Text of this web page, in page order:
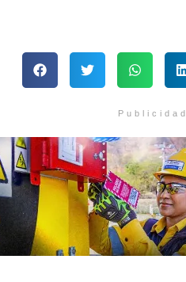
Publicidad